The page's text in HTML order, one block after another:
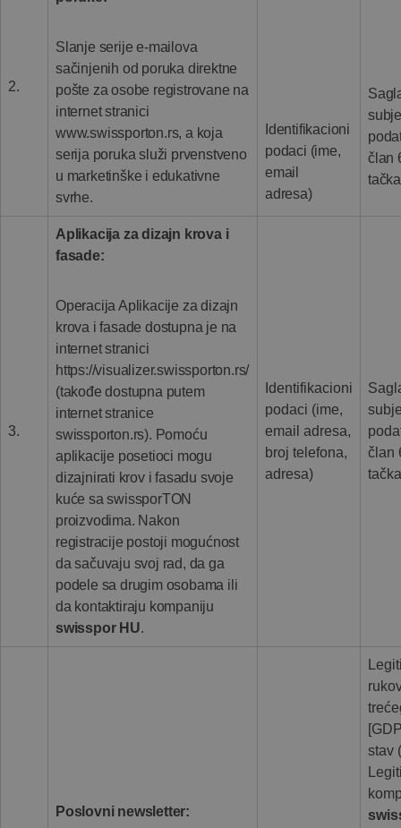
2.
Slanje serije e-mailova
sačinjenih od poruka direktne
pošte za osobe registrovane na
internet stranici
www.swissporton.rs, a koja
serija poruka služi prvenstveno
u marketinške i edukativne
svrhe.
Identifikacioni
podaci (ime,
email
adresa)
član
3.
Aplikacija za dizajn krova i
fasade:
Operacija Aplikacije za dizajn
krova i fasade dostupna je na
internet stranici
https://visualizer.swissporton.rs/
(takođe dostupna putem
internet stranice
swissporton.rs). Pomoću
aplikacije posetioci mogu
dizajnirati krov i fasadu svoje
kuće sa swissporTON
proizvodima. Nakon
registracije postoji mogućnost
da sačuvaju svoj rad, da ga
podele sa drugim osobama ili
da kontaktiraju kompaniju
swisspor HU.
Identifikacioni
podaci (ime,
email adresa,
broj telefona,
adresa)
član
Poslovni newsletter:
stav